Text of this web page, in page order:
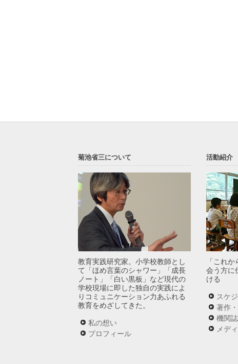
菊池省三について
教育実践研究家。小学校教師とし
て「ほめ言葉のシャワー」「成長
ノート」「白い黒板」など現代の
学校現場に即した独自の実践によ
りコミュニケーション力あふれる
教育をめざしてきた。
私の想い
プロフィール
活動紹介
「これ
会う方に
ける
スケ
著作
機関
メデ